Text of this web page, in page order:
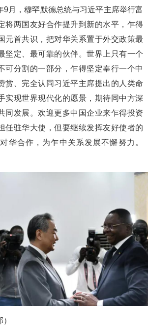
9月，穆罕默德总统与习近平主席举行富
将两国友好合作提升到新的水平，乍得
元首共识，把对华关系置于外交政策最
坚定、最可靠的伙伴。世界上只有一个
可分割的一部分，乍得坚定奉行一个中
赏、完全认同习近平主席提出的人类命
实现世界现代化的愿景，期待同中方深
同发展。欢迎更多中国企业来乍得投资
任驻华大使，但要继续发挥友好使者的
华合作，为乍中关系发展不懈努力。